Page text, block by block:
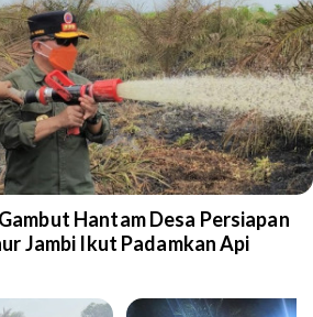
Hantam Desa Persiapan
Jambi Ikut Padamkan Api